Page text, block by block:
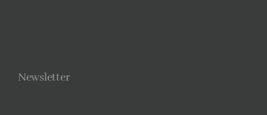
Newsletter